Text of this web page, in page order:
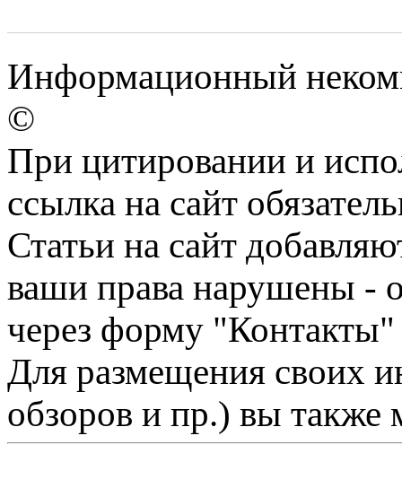
Информационный
©
При цитировании и
ссылка на сайт
Статьи на сайт
ваши права нарушены -
через форму "Контакты"
Для размещения своих
обзоров и пр.) вы также